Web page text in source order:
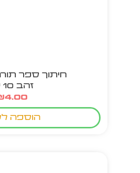
חיתוך ספר
זהב 10 יח'
4.00
הוספה